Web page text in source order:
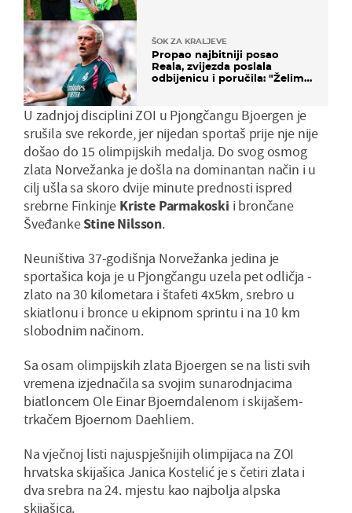
ŠOK ZA KRALJEVE
Propao najbitniji posao
Reala, zvijezda poslala
odbijenicu i poručila: "Želim
U zadnjoj disciplini ZOI u Pjongčangu Bjoergen je
srušila sve rekorde, jer nijedan sportaš prije nje nije
došao do 15 olimpijskih medalja. Do svog osmog
zlata Norvežanka je došla na dominantan način i u
cilj ušla sa skoro dvije minute prednosti ispred
srebrne Finkinje Kriste Parmakoski i brončane
ŠveđankeStine Nilsson.
Neuništiva 37-godišnja Norvežanka jedina je
sportašica koja je u Pjongčangu uzela pet odličja -
zlato na 30 kilometara i štafeti 4x5km, srebro u
skiatlonu i bronce u ekipnom sprintu i na 10 km
slobodnim načinom.
Sa osam olimpijskih zlata Bjoergen se na listi svih
vremena izjednačila sa svojim sunarodnjacima
biatloncem Ole Einar Bjoerndalenom i skijašem-
trkačem Bjoernom Daehliem.
Na vječnoj listi najuspješnijih olimpijaca na ZOI
hrvatska skijašica Janica Kostelić je s četiri zlata i
dva srebra na 24. mjestu kao najbolja alpska
skijašica.